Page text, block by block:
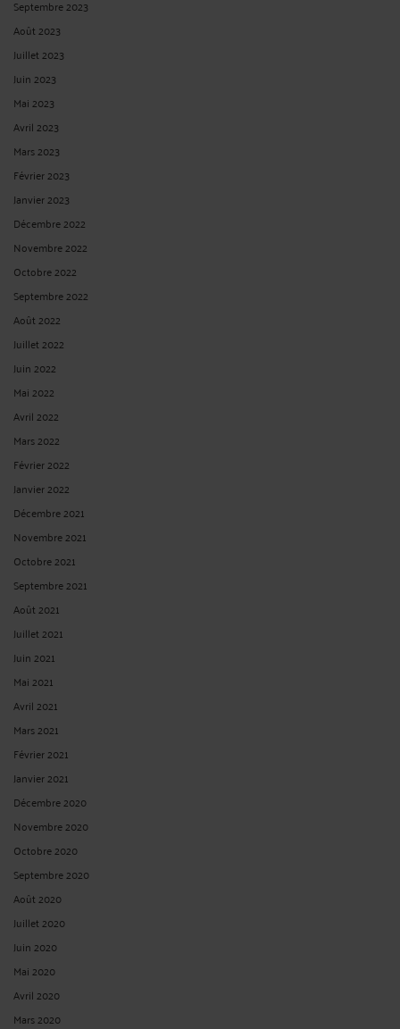
Septembre 2023
Août 2023
Juillet 2023
Juin 2023
Mai 2023
Avril 2023
Mars 2023
Février 2023
Janvier 2023
Décembre 2022
Novembre 2022
Octobre 2022
Septembre 2022
Août 2022
Juillet 2022
Juin 2022
Mai 2022
Avril 2022
Mars 2022
Février 2022
Janvier 2022
Décembre 2021
Novembre 2021
Octobre 2021
Septembre 2021
Août 2021
Juillet 2021
Juin 2021
Mai 2021
Avril 2021
Mars 2021
Février 2021
Janvier 2021
Décembre 2020
Novembre 2020
Octobre 2020
Septembre 2020
Août 2020
Juillet 2020
Juin 2020
Mai 2020
Avril 2020
Mars 2020